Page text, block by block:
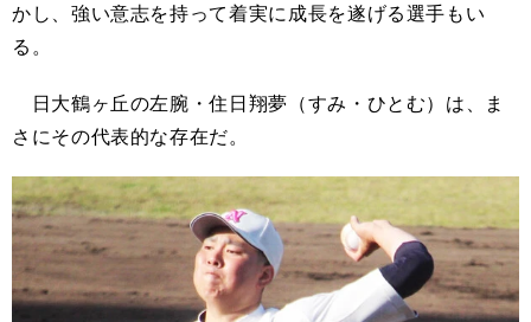
かし、強い意志を持って着実に成長を遂げる選手もい
る。
日大鶴ヶ丘の左腕・住日翔夢（すみ・ひとむ）は、ま
さにその代表的な存在だ。